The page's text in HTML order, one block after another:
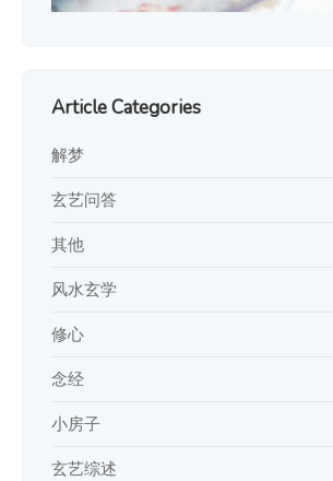
Article Categories
解梦
玄艺问答
其他
风水玄学
修心
念经
小房子
玄艺综述